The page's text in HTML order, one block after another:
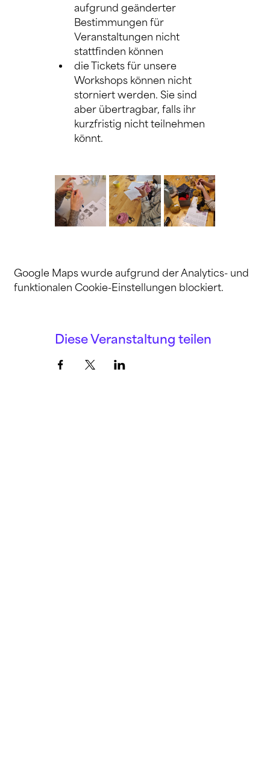
aufgrund geänderter
Bestimmungen für
Veranstaltungen nicht
stattfinden können
die Tickets für unsere
Workshops können nicht
storniert werden. Sie sind
aber übertragbar, falls ihr
kurzfristig nicht teilnehmen
könnt.
Google Maps wurde aufgrund der Analytics- und
funktionalen Cookie-Einstellungen blockiert.
Diese Veranstaltung teilen